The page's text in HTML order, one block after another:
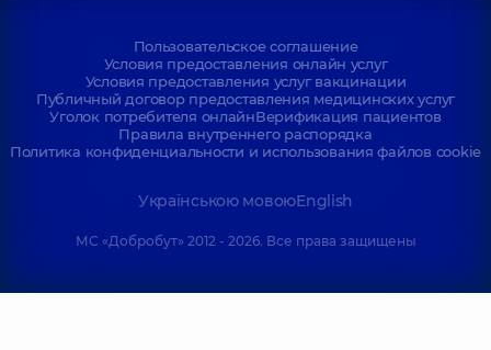
Пользовательское соглашение
Условия предоставления онлайн услуг
Условия предоставления услуг вакцинации
Публичный договор предоставления медицинских услуг
Уголок потребителя онлайнВерификация пациентов
Правила внутреннего распорядка
Политика конфиденциальности и использования файлов cookie
Українською мовоюEnglish
МС «Добробут» 2012 - 2026. Все права защищены